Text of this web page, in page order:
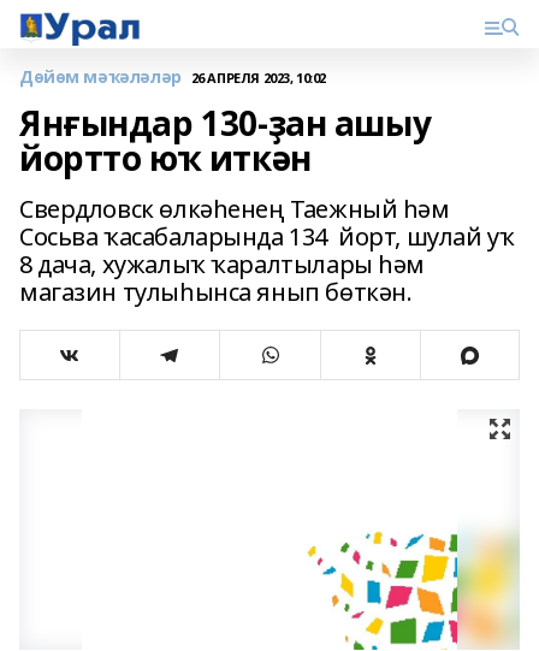
Дөйөм мәҡәләләр 26 АПРЕЛЯ 2023, 10:02
Янғындар 130-ҙан ашыу
йортто юҡ иткән
Свердловск өлкәһенең Таежный һәм
Сосьва ҡасабаларында 134 йорт, шулай уҡ
8 дача, хужалыҡ ҡаралтылары һәм
магазин тулыһынса янып бөткән.